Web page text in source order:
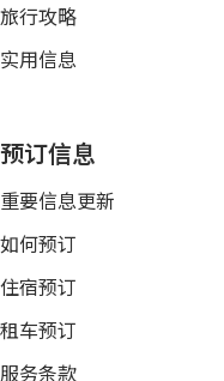
旅行攻略
实用信息
预订信息
重要信息更新
如何预订
住宿预订
租车预订
服务条款